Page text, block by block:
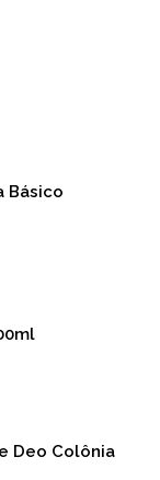
Básico
Deo Colônia